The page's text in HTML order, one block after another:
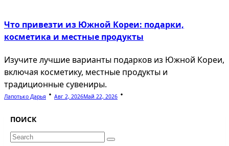
Что привезти из Южной Кореи: подарки,
косметика и местные продукты
Изучите лучшие варианты подарков из Южной Кореи,
включая косметику, местные продукты и
традиционные сувениры.
Лапотько Дарья Авг 2, 2026Май 22, 2026
ПОИСК
Search